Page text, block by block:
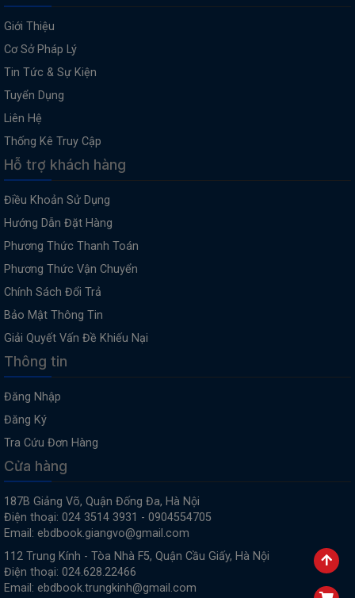
Giới Thiệu
Cơ Sở Pháp Lý
Tin Tức & Sự Kiện
Tuyển Dụng
Liên Hệ
Thống Kê Truy Cập
Hỗ trợ khách hàng
Điều Khoản Sử Dụng
Hướng Dẫn Đặt Hàng
Phương Thức Thanh Toán
Phương Thức Vận Chuyển
Chính Sách Đổi Trả
Bảo Mật Thông Tin
Giải Quyết Vấn Đề Khiếu Nại
Thông tin
Đăng Nhập
Đăng Ký
Tra Cứu Đơn Hàng
Cửa hàng
187B Giảng Võ, Quận Đống Đa, Hà Nội
Điện thoại: 024 3514 3931 - 0904554705
Email: ebdbook.giangvo@gmail.com
112 Trung Kính - Tòa Nhà F5, Quận Cầu Giấy, Hà Nội
Điện thoại: 024.628.22466
Email: ebdbook.trungkinh@gmail.com